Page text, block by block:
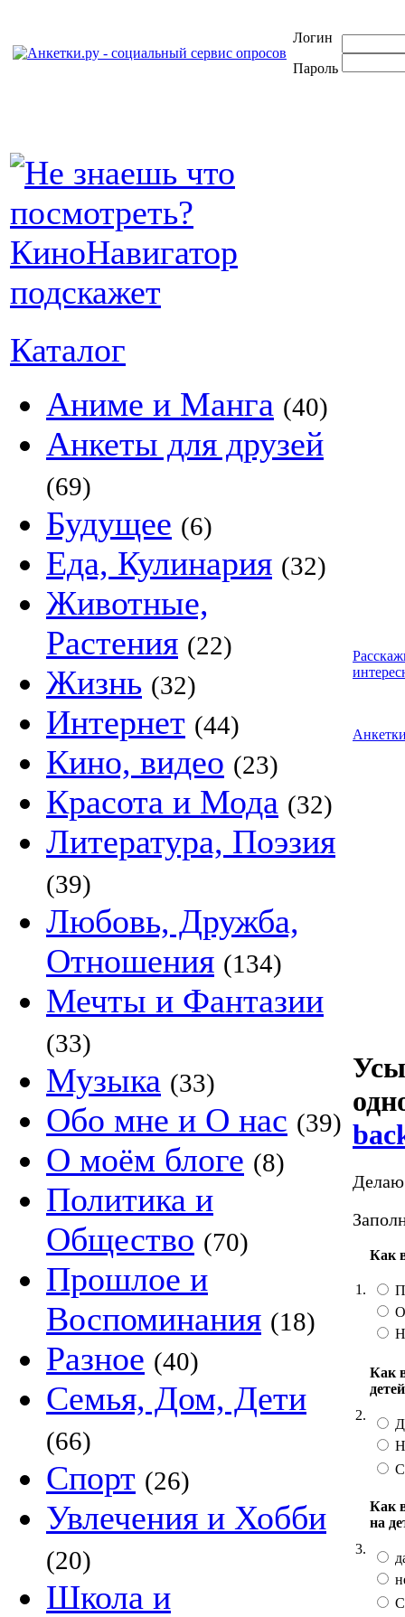
Логин
Пароль
Каталог
Аниме и Манга (40)
Анкеты для друзей
(69)
Будущее (6)
Еда, Кулинария (32)
Животные,
Растения (22)
Жизнь (32)
Интернет (44)
Кино, видео (23)
Красота и Мода (32)
Литература, Поэзия
(39)
Любовь, Дружба,
Отношения (134)
Мечты и Фантазии
(33)
Музыка (33)
Обо мне и О нас (39)
О моём блоге (8)
Политика и
Общество (70)
Прошлое и
Воспоминания (18)
Разное (40)
Семья, Дом, Дети
(66)
Спорт (26)
Увлечения и Хобби
(20)
Школа и
Делаю
1.
Как
2.
Как
3.
Как
на